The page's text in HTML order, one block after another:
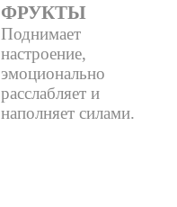
ФРУКТЫ
Поднимает
настроение,
эмоционально
расслабляет и
наполняет силами.